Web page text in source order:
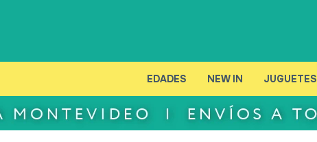
EDADES NEW IN JUGUETES